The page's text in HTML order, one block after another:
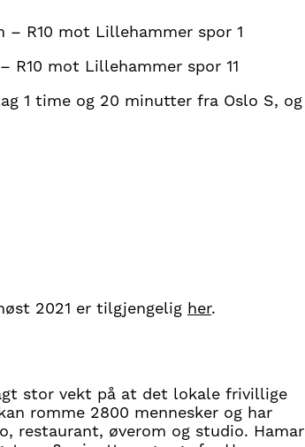
R10 mot Lillehammer spor 1
R10 mot Lillehammer spor 11
1 time og 20 minutter fra Oslo S, og
2021 er tilgjengelig her.
stor vekt på at det lokale frivillige
romme 2800 mennesker og har
restaurant, øverom og studio. Hamar